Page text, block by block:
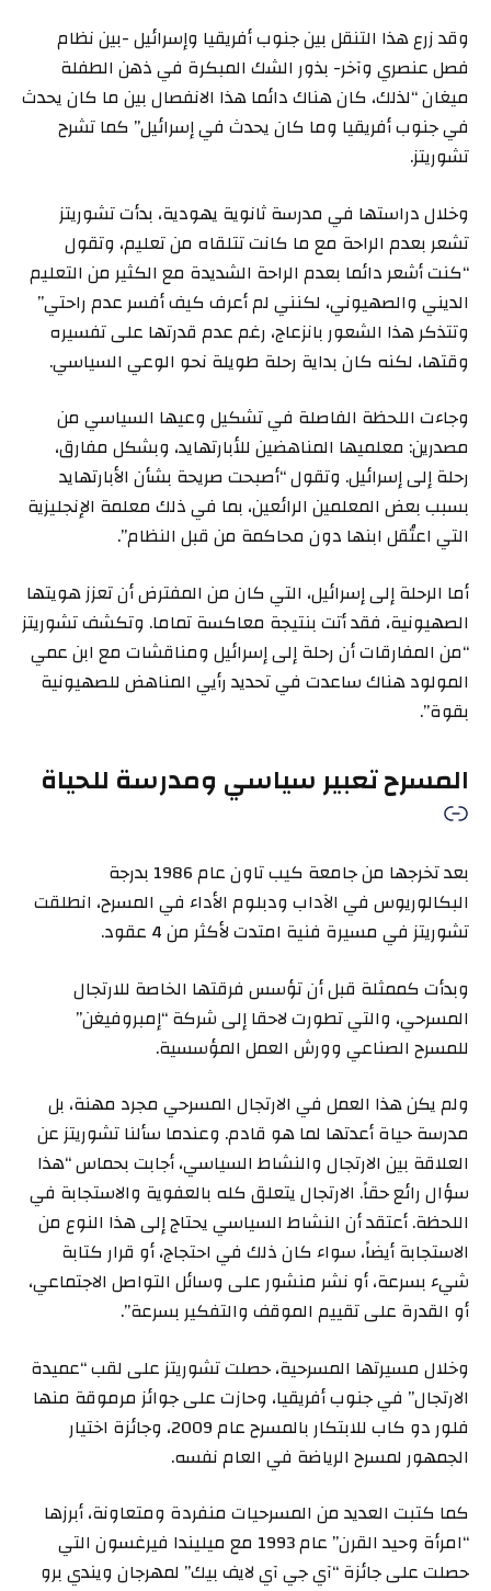
وقد زرع هذا التنقل بين جنوب أفريقيا وإسرائيل -بين نظام
فصل عنصري وآخر- بذور الشك المبكرة في ذهن الطفلة
ميغان “لذلك، كان هناك دائما هذا الانفصال بين ما كان يحدث
في جنوب أفريقيا وما كان يحدث في إسرائيل” كما تشرح
تشوريتز.
وخلال دراستها في مدرسة ثانوية يهودية، بدأت تشوريتز
تشعر بعدم الراحة مع ما كانت تتلقاه من تعليم، وتقول
“كنت أشعر دائما بعدم الراحة الشديدة مع الكثير من التعليم
الديني والصهيوني، لكنني لم أعرف كيف أفسر عدم راحتي”
وتتذكر هذا الشعور بانزعاج، رغم عدم قدرتها على تفسيره
وقتها، لكنه كان بداية رحلة طويلة نحو الوعي السياسي.
وجاءت اللحظة الفاصلة في تشكيل وعيها السياسي من
مصدرين: معلميها المناهضين للأبارتهايد، وبشكل مفارق،
رحلة إلى إسرائيل. وتقول “أصبحت صريحة بشأن الأبارتهايد
بسبب بعض المعلمين الرائعين، بما في ذلك معلمة الإنجليزية
التي اعتُقل ابنها دون محاكمة من قبل النظام”.
أما الرحلة إلى إسرائيل، التي كان من المفترض أن تعزز هويتها
الصهيونية، فقد أتت بنتيجة معاكسة تماما. وتكشف تشوريتز
“من المفارقات أن رحلة إلى إسرائيل ومناقشات مع ابن عمي
المولود هناك ساعدت في تحديد رأيي المناهض للصهيونية
بقوة”.
المسرح تعبير سياسي ومدرسة للحياة
بعد تخرجها من جامعة كيب تاون عام 1986 بدرجة
البكالوريوس في الآداب ودبلوم الأداء في المسرح، انطلقت
تشوريتز في مسيرة فنية امتدت لأكثر من 4 عقود.
وبدأت كممثلة قبل أن تؤسس فرقتها الخاصة للارتجال
المسرحي، والتي تطورت لاحقا إلى شركة “إمبروفيغن”
للمسرح الصناعي وورش العمل المؤسسية.
ولم يكن هذا العمل في الارتجال المسرحي مجرد مهنة، بل
مدرسة حياة أعدتها لما هو قادم. وعندما سألنا تشوريتز عن
العلاقة بين الارتجال والنشاط السياسي، أجابت بحماس “هذا
سؤال رائع حقاً. الارتجال يتعلق كله بالعفوية والاستجابة في
اللحظة. أعتقد أن النشاط السياسي يحتاج إلى هذا النوع من
الاستجابة أيضاً، سواء كان ذلك في احتجاج، أو قرار كتابة
شيء بسرعة، أو نشر منشور على وسائل التواصل الاجتماعي،
أو القدرة على تقييم الموقف والتفكير بسرعة”.
وخلال مسيرتها المسرحية، حصلت تشوريتز على لقب “عميدة
الارتجال” في جنوب أفريقيا، وحازت على جوائز مرموقة منها
فلور دو كاب للابتكار بالمسرح عام 2009، وجائزة اختيار
الجمهور لمسرح الرياضة في العام نفسه.
كما كتبت العديد من المسرحيات منفردة ومتعاونة، أبرزها
“امرأة وحيد القرن” عام 1993 مع ميليندا فيرغسون التي
حصلت على جائزة “آي جي آي لايف بيك” لمهرجان ويندي برو